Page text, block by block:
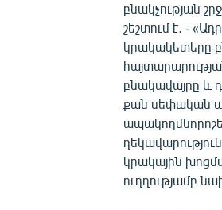
բնակչության
շեշտում է․ -
կրակակետերը
բնակավայրը և
քան սեփական
կրակային
ուղղությամբ